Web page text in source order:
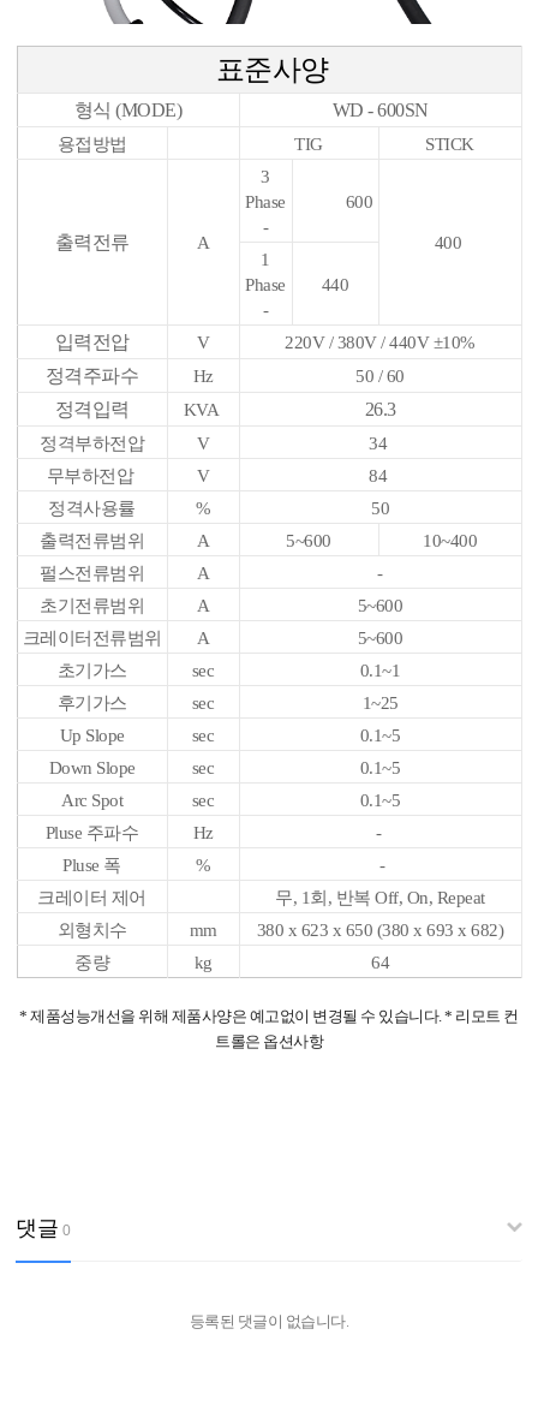
표준사양
형식 (MODE) WD - 600SN
용접방법 TIG STICK
출력전류 A
3
Phase
-
600
400
1
Phase
-
440
입력전압 V 220V / 380V / 440V±10%
정격주파수 Hz 50 / 60
정격입력 KVA 26.3
정격부하전압 V
34
무부하전압
V
84
정격사용률
%
50
출력전류범위
A 5~600
10~400
펄스전류범위
A
-
초기전류범위
A
5~600
크레이터전류범위
A
5~600
초기가스
sec
0.1~1
후기가스
sec
1~25
Up Slope
sec
0.1~5
Down Slope
sec
0.1~5
Arc Spot
sec
0.1~5
Pluse 주파수
Hz
-
Pluse 폭
%
-
크레이터 제어
무, 1회, 반복 Off, On, Repeat
외형치수
mm
380 x 623 x 650 (380 x 693 x 682)
중량
kg 64
* 제품성능개선을 위해 제품사양은 예고없이 변경될 수 있습니다. * 리모트 컨
트롤은 옵션사항
댓글 0
등록된 댓글이 없습니다.